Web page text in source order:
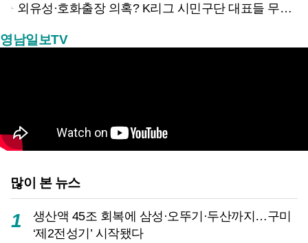
외유성·호화출장 의혹? K리그 시민구단 대표들 무더기 고발당해
영남일보TV
많이 본 뉴스
1
생산액 45조 회복에 삼성·오뚜기·두산까지…구미
‘제2전성기’ 시작됐다